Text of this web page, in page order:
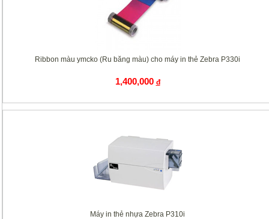
Ribbon màu ymcko (Ru băng màu) cho máy in thẻ Zebra P330i
1,400,000 đ
Máy in thẻ nhựa Zebra P310i